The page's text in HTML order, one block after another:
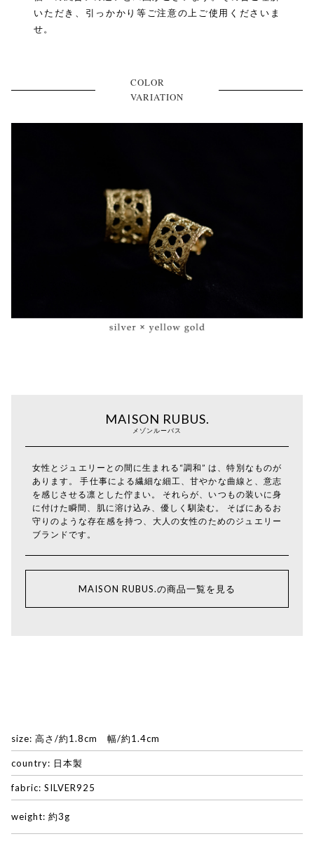
いただき、引っかかり等ご注意の上ご使用くださいま
せ。
COLOR
VARIATION
MAISON RUBUS.
メゾンルーバス
女性とジュエリーとの間に生まれる“調和” は、特別なものが
あります。 手仕事による繊細な細工、甘やかな曲線と、意志
を感じさせる凛とした佇まい。 それらが、いつもの装いに身
に付けた瞬間、肌に溶け込み、優しく馴染む。 そばにあるお
守りのような存在感を持つ、大人の女性のためのジュエリー
ブランドです。
MAISON RUBUS.の商品一覧を見る
size: 高さ/約1.8cm 幅/約1.4cm
country: 日本製
fabric: SILVER925
weight: 約3g